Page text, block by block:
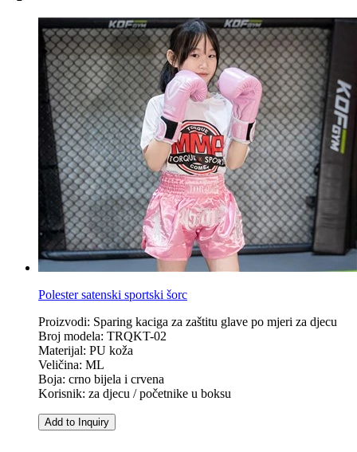
Polester satenski sportski šorc
Proizvodi: Sparing kaciga za zaštitu glave po mjeri za djecu
Broj modela: TRQKT-02
Materijal: PU koža
Veličina: ML
Boja: crno bijela i crvena
Korisnik: za djecu / početnike u boksu
Add to Inquiry